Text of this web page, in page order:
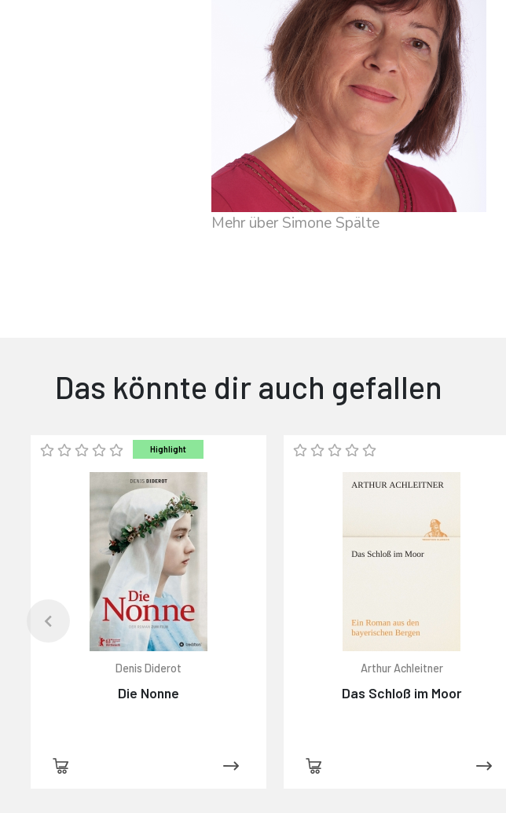
Mehr über Simone Spälte
Das könnte dir auch gefallen
Highlight
Denis Diderot
Die Nonne
Arthur Achleitner
Das Schloß im Moor